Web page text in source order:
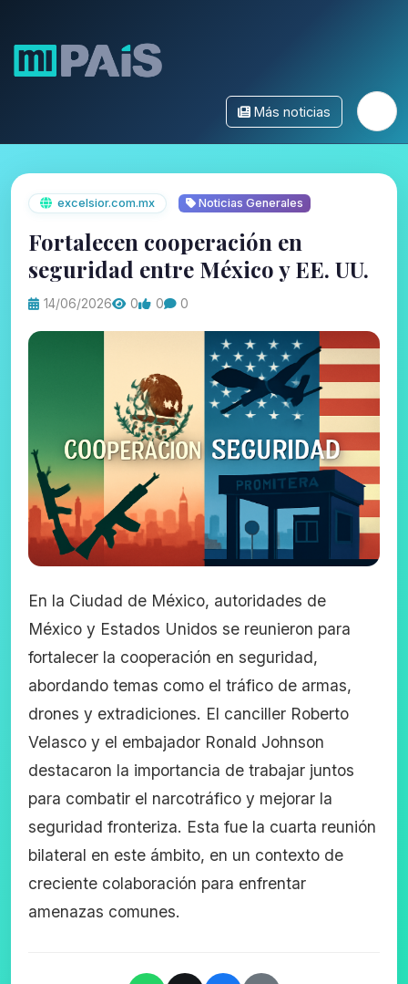
Más noticias
excelsior.com.mx Noticias Generales
Fortalecen cooperación en
seguridad entre México y EE. UU.
14/06/2026 0 0 0
En la Ciudad de México, autoridades de
México y Estados Unidos se reunieron para
fortalecer la cooperación en seguridad,
abordando temas como el tráfico de armas,
drones y extradiciones. El canciller Roberto
Velasco y el embajador Ronald Johnson
destacaron la importancia de trabajar juntos
para combatir el narcotráfico y mejorar la
seguridad fronteriza. Esta fue la cuarta reunión
bilateral en este ámbito, en un contexto de
creciente colaboración para enfrentar
amenazas comunes.